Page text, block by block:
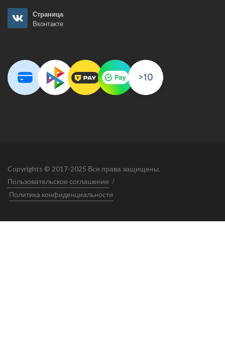
Страница
Вконтакте
Copyrights © 2017-2025 Все права защищены.
Пользовательское соглашение /
Политика конфиденциальности